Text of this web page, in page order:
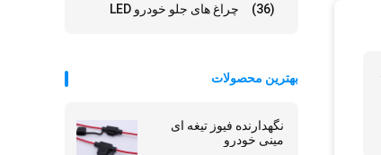
چراغ های جلو خودرو LED (36)
بهترین محصولات
نگهدارنده فیوز تیغه ای
مینی خودرو